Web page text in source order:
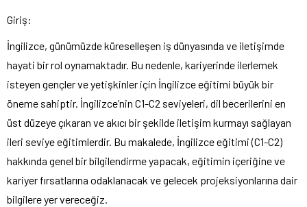
Giriş:
İngilizce, günümüzde küreselleşen iş dünyasında ve iletişimde
hayati bir rol oynamaktadır. Bu nedenle, kariyerinde ilerlemek
isteyen gençler ve yetişkinler için İngilizce eğitimi büyük bir
öneme sahiptir. İngilizce’nin C1-C2 seviyeleri, dil becerilerini en
üst düzeye çıkaran ve akıcı bir şekilde iletişim kurmayı sağlayan
ileri seviye eğitimlerdir. Bu makalede, İngilizce eğitimi (C1-C2)
hakkında genel bir bilgilendirme yapacak, eğitimin içeriğine ve
kariyer fırsatlarına odaklanacak ve gelecek projeksiyonlarına dair
bilgilere yer vereceğiz.